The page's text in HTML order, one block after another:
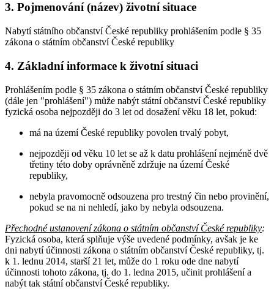
3. Pojmenování (název) životní situace
Nabytí státního občanství České republiky prohlášením podle § 35
zákona o státním občanství České republiky
4. Základní informace k životní situaci
Prohlášením podle § 35 zákona o státním občanství České republiky
(dále jen "prohlášení") může nabýt státní občanství České republiky
fyzická osoba nejpozději do 3 let od dosažení věku 18 let, pokud:
má na území České republiky povolen trvalý pobyt,
nejpozději od věku 10 let se až k datu prohlášení nejméně dvě
třetiny této doby oprávněně zdržuje na území České
republiky,
nebyla pravomocně odsouzena pro trestný čin nebo provinění,
pokud se na ni nehledí, jako by nebyla odsouzena.
Přechodné ustanovení zákona o státním občanství České republiky:
Fyzická osoba, která splňuje výše uvedené podmínky, avšak je ke
dni nabytí účinnosti zákona o státním občanství České republiky, tj.
k 1. lednu 2014, starší 21 let, může do 1 roku ode dne nabytí
účinnosti tohoto zákona, tj. do 1. ledna 2015, učinit prohlášení a
nabýt tak státní občanství České republiky.